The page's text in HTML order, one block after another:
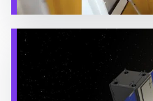
TEHNOLOGIJA